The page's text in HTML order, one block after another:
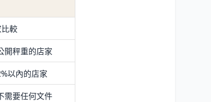
較
開秤重的店家
以內的店家
需要任何文件